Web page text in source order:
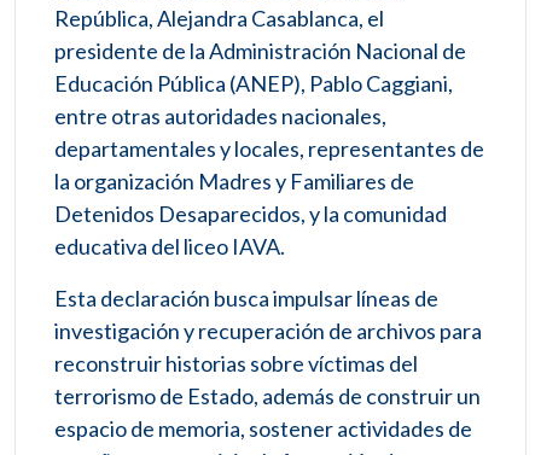
República, Alejandra Casablanca, el
presidente de la Administración Nacional de
Educación Pública (ANEP), Pablo Caggiani,
entre otras autoridades nacionales,
departamentales y locales, representantes de
la organización Madres y Familiares de
Detenidos Desaparecidos, y la comunidad
educativa del liceo IAVA.
Esta declaración busca impulsar líneas de
investigación y recuperación de archivos para
reconstruir historias sobre víctimas del
terrorismo de Estado, además de construir un
espacio de memoria, sostener actividades de